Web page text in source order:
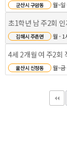
군산시 구암동 월~일
초1학년 남 주2회
김해시 주촌면 월 - 1
4세 2개월 여 주2회
울산시 신정동 월~금